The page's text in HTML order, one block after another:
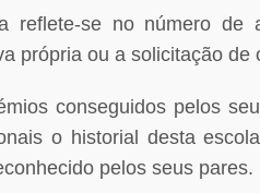
reflete-se no número de
própria ou a solicitação de
conseguidos pelos
o historial desta
pelos seus pares.